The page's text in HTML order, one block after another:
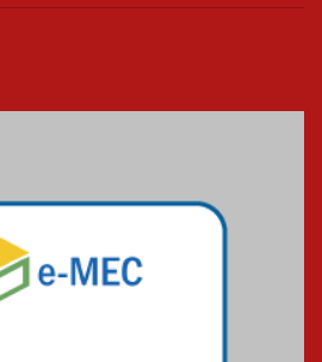
Pós-Asco: evento do HUEM
debate novidades sobre
estudos e tratamentos contra
o câncer